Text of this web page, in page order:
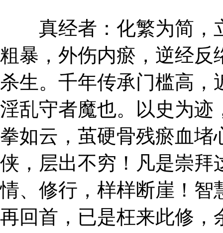
真经者：化繁为简，
粗暴，外伤内瘀，逆经反
杀生。千年传承门槛高
淫乱守者魔也。以史为迹
拳如云，茧硬骨残瘀血堵
侠，层出不穷！凡是崇拜
情、修行，样样断崖！智
再回首，已是枉来此修，